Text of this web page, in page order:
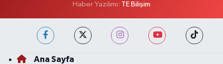
Haber Yazılımı: TE Bilişim
Ana Sayfa